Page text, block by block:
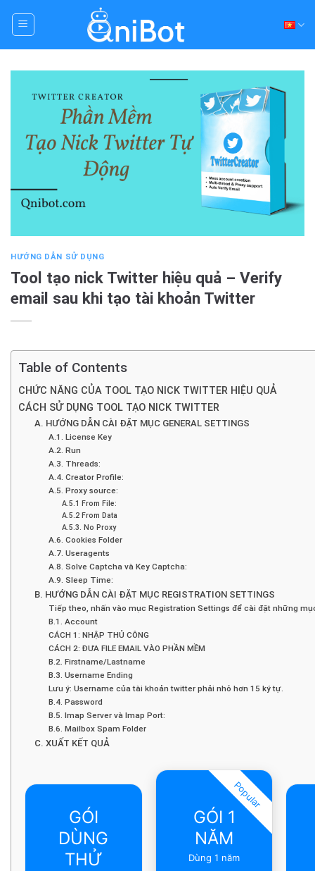
HƯỚNG DẪN SỬ DỤNG
Tool tạo nick Twitter hiệu quả – Verify
email sau khi tạo tài khoản Twitter
Table of Contents
CHỨC NĂNG CỦA TOOL TẠO NICK TWITTER HIỆU QUẢ
CÁCH SỬ DỤNG TOOL TẠO NICK TWITTER
A. HƯỚNG DẪN CÀI ĐẶT MỤC GENERAL SETTINGS
A.1. License Key
A.2. Run
A.3. Threads:
A.4. Creator Profile:
A.5. Proxy source:
A.5.1 From File:
A.5.2 From Data
A.5.3. No Proxy
A.6. Cookies Folder
A.7. Useragents
A.8. Solve Captcha và Key Captcha:
A.9. Sleep Time:
B. HƯỚNG DẪN CÀI ĐẶT MỤC REGISTRATION SETTINGS
Tiếp theo, nhấn vào mục Registration Settings để cài đặt những
B.1. Account
CÁCH 1: NHẬP THỦ CÔNG
CÁCH 2: ĐƯA FILE EMAIL VÀO PHẦN MỀM
B.2. Firstname/Lastname
B.3. Username Ending
Lưu ý: Username của tài khoản twitter phải nhỏ hơn 15 ký tự.
B.4. Password
B.5. Imap Server và Imap Port:
B.6. Mailbox Spam Folder
C. XUẤT KẾT QUẢ
GÓI
DÙNG
THỬ
GÓI 1
NĂM
Dùng 1 năm
Popular